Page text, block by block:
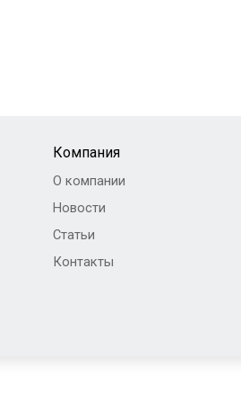
Компания
О компании
Новости
Статьи
Контакты